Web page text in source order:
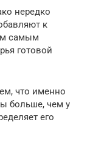
нередко
к
самым
готовой
что именно
больше, чем у
его